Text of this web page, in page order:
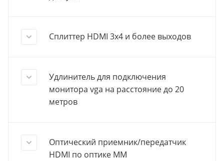
Сплиттер HDMI 3х4 и более выходов
Удлинитель для подключения
монитора vga на расстояние до 20
метров
Оптический приемник/передатчик
HDMI по оптике ММ